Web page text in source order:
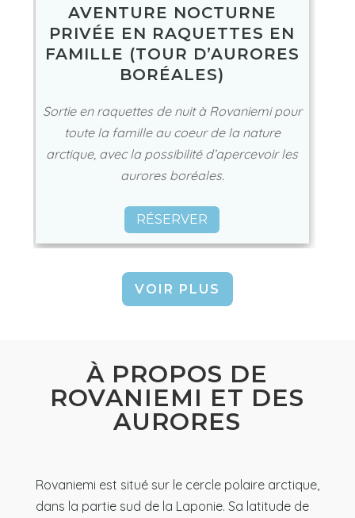
AVENTURE NOCTURNE
PRIVÉE EN RAQUETTES EN
FAMILLE (TOUR D’AURORES
BORÉALES)
Sortie en raquettes de nuit à Rovaniemi pour
toute la famille au coeur de la nature
arctique, avec la possibilité d’apercevoir les
aurores boréales.
RÉSERVER
VOIR PLUS
À PROPOS DE
ROVANIEMI ET DES
AURORES
Rovaniemi est situé sur le cercle polaire arctique,
dans la partie sud de la Laponie. Sa latitude de